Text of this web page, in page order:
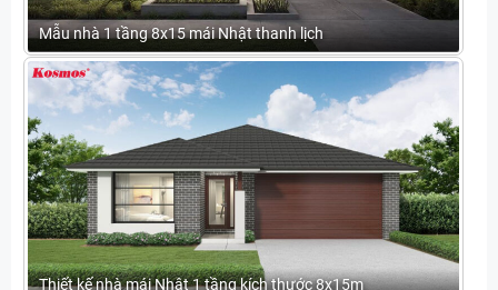
Mẫu nhà 1 tầng 8x15 mái Nhật thanh lịch
Thiết kế nhà mái Nhật 1 tầng kích thước 8x15m